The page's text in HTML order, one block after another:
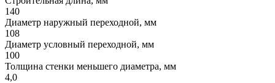
140
Диаметр наружный переходной, мм
108
Диаметр условный переходной, мм
100
Толщина стенки меньшего диаметра, мм
4,0